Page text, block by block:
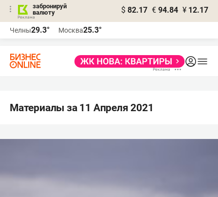
забронируй
валюту
$ 82.17 € 94.84 ¥ 12.17
Челны29.3° Москва25.3°
Материалы за 11 Апреля 2021